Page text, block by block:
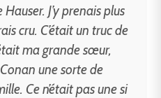
J’y prenais plus
cru. C’était un truc de
ma grande sœur,
une sorte de
Ce n’était pas une si